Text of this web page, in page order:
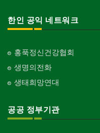
한인 공익 네트워크
홍푹정신건강협회
생명의전화
생태희망연대
공공 정부기관